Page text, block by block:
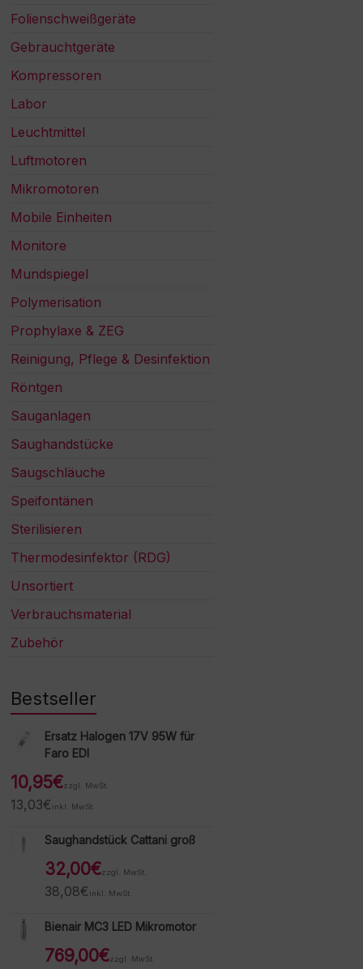
Folienschweißgeräte
Gebrauchtgeräte
Kompressoren
Labor
Leuchtmittel
Luftmotoren
Mikromotoren
Mobile Einheiten
Monitore
Mundspiegel
Polymerisation
Prophylaxe & ZEG
Reinigung, Pflege & Desinfektion
Röntgen
Sauganlagen
Saughandstücke
Saugschläuche
Speifontänen
Sterilisieren
Thermodesinfektor (RDG)
Unsortiert
Verbrauchsmaterial
Zubehör
Bestseller
Ersatz Halogen 17V 95W für
Faro EDI
10,95€zzgl. MwSt.
13,03€ inkl. MwSt.
Saughandstück Cattani groß
32,00€zzgl. MwSt.
38,08€ inkl. MwSt.
Bienair MC3 LED Mikromotor
769,00€zzgl. MwSt.